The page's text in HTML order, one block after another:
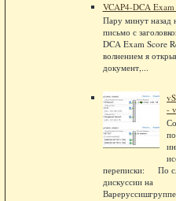
VCAP4-DCA Exam
Пару минут назад
письмо с
DCA Exam Score
волнением я
документ,...
-
переписки: По
дискуссии на